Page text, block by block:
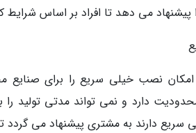
پیشنهاد می دهد تا افراد بر اساس
امکان نصب خیلی سریع را برای صنایع
دارد و نمی تواند مدتی تولید
دارند به مشتری پیشنهاد می گردد